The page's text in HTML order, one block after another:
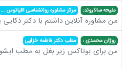
ملیحه سالاروند: مرکز مشاوره روانشناسی اقیانوس...
من مشاوره آنلاین داشتم با دکتر
روژان محمدی : مطب دکتر فاطمه خزایی
من برای بوتاکس زیر بغل به مطب